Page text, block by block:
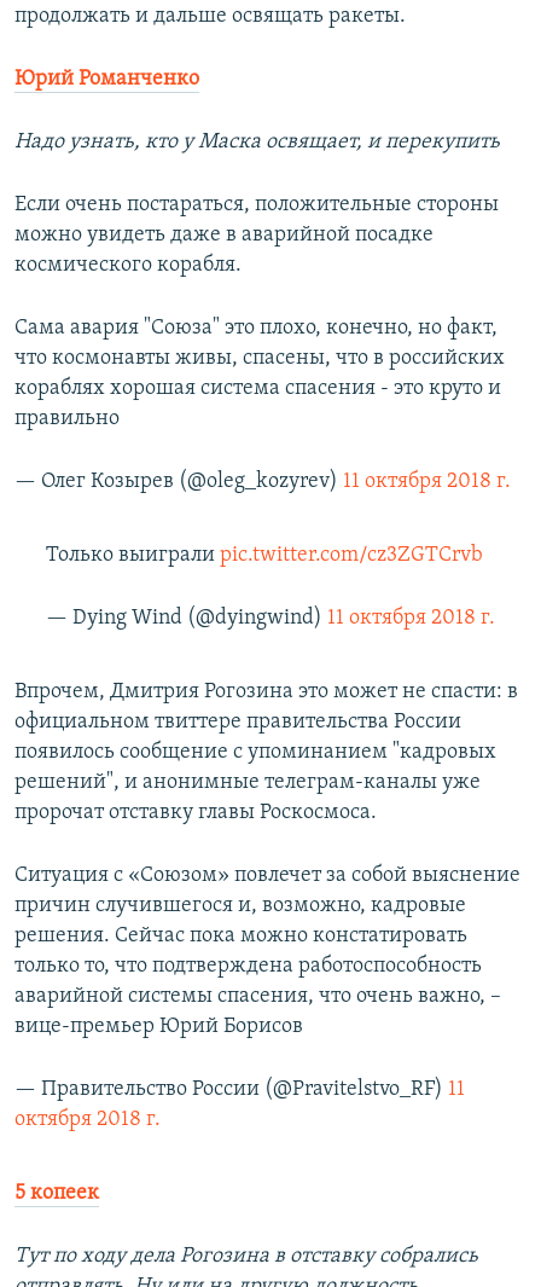
продолжать и дальше освящать ракеты.
Юрий Романченко
Надо узнать, кто у Маска освящает, и перекупить
Если очень постараться, положительные стороны
можно увидеть даже в аварийной посадке
космического корабля.
Сама авария "Союза" это плохо, конечно, но факт,
что космонавты живы, спасены, что в российских
кораблях хорошая система спасения - это круто и
правильно
— Олег Козырев (@oleg_kozyrev) 11 октября 2018 г.
Только выиграли pic.twitter.com/cz3ZGTCrvb
— Dying Wind (@dyingwind) 11 октября 2018 г.
Впрочем, Дмитрия Рогозина это может не спасти: в
официальном твиттере правительства России
появилось сообщение с упоминанием "кадровых
решений", и анонимные телеграм-каналы уже
пророчат отставку главы Роскосмоса.
Ситуация с «Союзом» повлечет за собой выяснение
причин случившегося и, возможно, кадровые
решения. Сейчас пока можно констатировать
только то, что подтверждена работоспособность
аварийной системы спасения, что очень важно, –
вице-премьер Юрий Борисов
— Правительство России (@Pravitelstvo_RF) 11
октября 2018 г.
5 копеек
Тут по ходу дела Рогозина в отставку собрались